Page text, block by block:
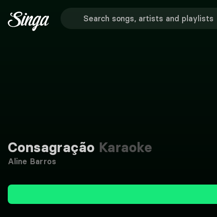
Consagração Karaoke
Aline Barros